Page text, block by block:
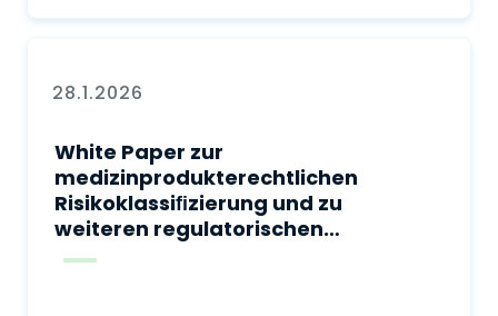
28.1.2026
White Paper zur
medizinprodukterechtlichen
Risikoklassiﬁzierung und zu
weiteren regulatorischen
Anforderungen in Deutschland